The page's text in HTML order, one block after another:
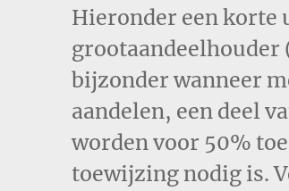
Hieronder een korte
bijzonder wanneer
aandelen, een deel
worden voor 50%
toewijzing nodig is.